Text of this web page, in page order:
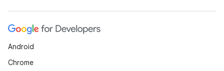
Android
Chrome